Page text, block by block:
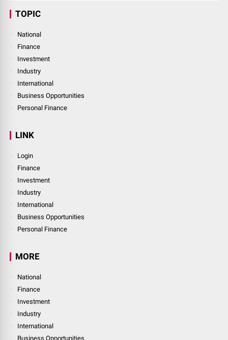
TOPIC
National
Finance
Investment
Industry
International
Business Opportunities
Personal Finance
LINK
Login
Finance
Investment
Industry
International
Business Opportunities
Personal Finance
MORE
National
Finance
Investment
Industry
International
Business Opportunities